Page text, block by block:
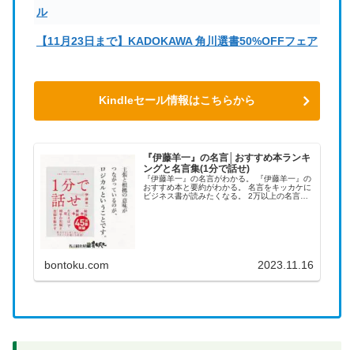
ル
【11月23日まで】KADOKAWA 角川選書50%OFFフェア
Kindleセール情報はこちらから
『伊藤羊一』の名言│おすすめ本ランキ
ングと名言集(1分で話せ)
『伊藤羊一』の名言がわかる。 『伊藤羊一』の
おすすめ本と要約がわかる。 名言をキッカケに
ビジネス書が読みたくなる。 2万以上の名言を
bontoku.com 2023.11.16